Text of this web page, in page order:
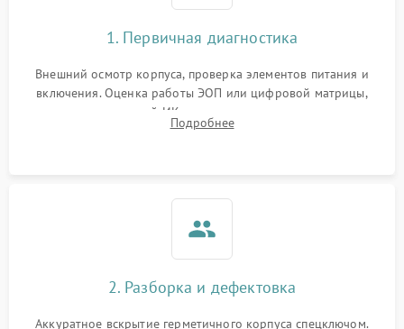
1. Первичная диагностика
Внешний осмотр корпуса, проверка элементов питания и
включения. Оценка работы ЭОП или цифровой матрицы,
проверка встроенной ИК-подсветки и механизма выверки
прицельной сетки. Выявление видимых дефектов оптики и
Подробнее
2. Разборка и дефектовка
Аккуратное вскрытие герметичного корпуса спецключом.